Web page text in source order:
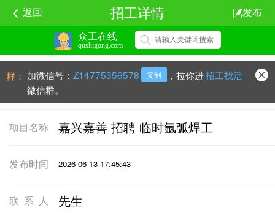
众工在线
qushigong.com
返回 招工详情 发布
群： 加微信号： Z14775356578 复制 ，拉你进招工找活
微信群。
项目名称 嘉兴嘉善 招聘 临时氩弧焊工
发布时间 2026-06-13 17:45:43
联系人 先生